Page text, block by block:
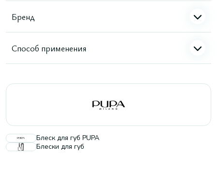
Бренд
Способ применения
Блеск для губ PUPA
Блески для губ